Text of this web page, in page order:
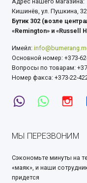
Кишинёв, ул. Пушкина,
Бутик 302 (возле
«Remington» и «Russell
Имейл:
Основной номер: +373-
Вопросы по товарам:
Номер факса: +373-22-
МЫ ПЕРЕЗВОНИМ
Сэкономьте минуты на
«маяк», и наши
придется